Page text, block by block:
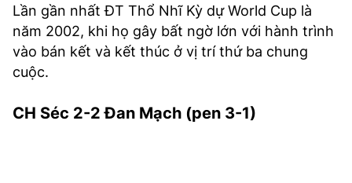
Lần gần nhất ĐT Thổ Nhĩ Kỳ dự World Cup là
năm 2002, khi họ gây bất ngờ lớn với hành trình
vào bán kết và kết thúc ở vị trí thứ ba chung
cuộc.
CH Séc 2-2 Đan Mạch (pen 3-1)